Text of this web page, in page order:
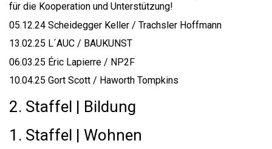
für die Kooperation und Unterstützung!
05.12.24 Scheidegger Keller / Trachsler Hoffmann
13.02.25 L´AUC / BAUKUNST
06.03.25 Éric Lapierre / NP2F
10.04.25 Gort Scott / Haworth Tompkins
2. Staffel | Bildung
1. Staffel | Wohnen